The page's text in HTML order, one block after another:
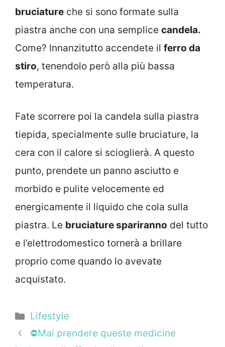
bruciature che si sono formate sulla
piastra anche con una semplice candela.
Come? Innanzitutto accendete il ferro da
stiro, tenendolo però alla più bassa
temperatura.
Fate scorrere poi la candela sulla piastra
tiepida, specialmente sulle bruciature, la
cera con il calore si scioglierà. A questo
punto, prendete un panno asciutto e
morbido e pulite velocemente ed
energicamente il liquido che cola sulla
piastra. Le bruciature spariranno del tutto
e l’elettrodomestico tornerà a brillare
proprio come quando lo avevate
acquistato.
Categorie
Lifestyle
⛔Mai prendere queste medicine